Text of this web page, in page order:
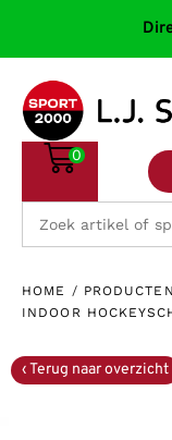
0
HOME / PRODUCTEN
INDOOR